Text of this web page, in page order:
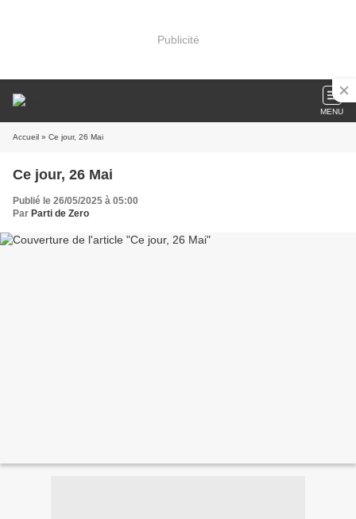
Publicité
MENU
Accueil » Ce jour, 26 Mai
Ce jour, 26 Mai
Publié le 26/05/2025 à 05:00
Par Parti de Zero